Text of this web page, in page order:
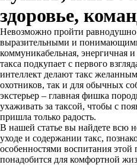
здоровье,
Невозможно пройти равнодушно
выразительными и
коммуникабельная, энергичная
такса подкупает с первого
интеллект делают такс
охотников, так и для обычных
экстерьер – главная фишка
ухаживать за таксой, чтобы с
пришла только радость.
В нашей статье вы найдете всю
уходе и содержании такс,
особенностями воспитания этой
понадобится для комфортной